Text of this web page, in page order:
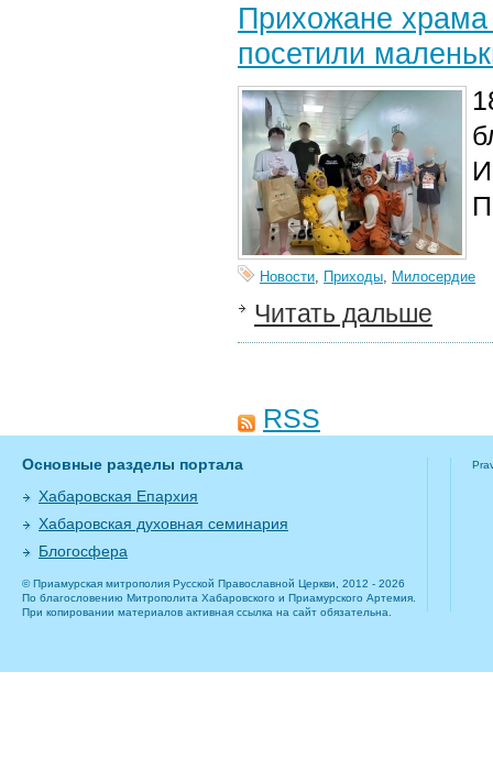
Прихожане храма
посетили
Новости, Приходы, Милосердие
Читать дальше
RSS
Основные разделы портала
Хабаровская Епархия
Хабаровская духовная семинария
Блогосфера
© Приамурская митрополия Русской Православной Церкви, 2012 - 2026
По благословению Митрополита Хабаровского и Приамурского Артемия.
При копировании материалов активная ссылка на сайт обязательна.